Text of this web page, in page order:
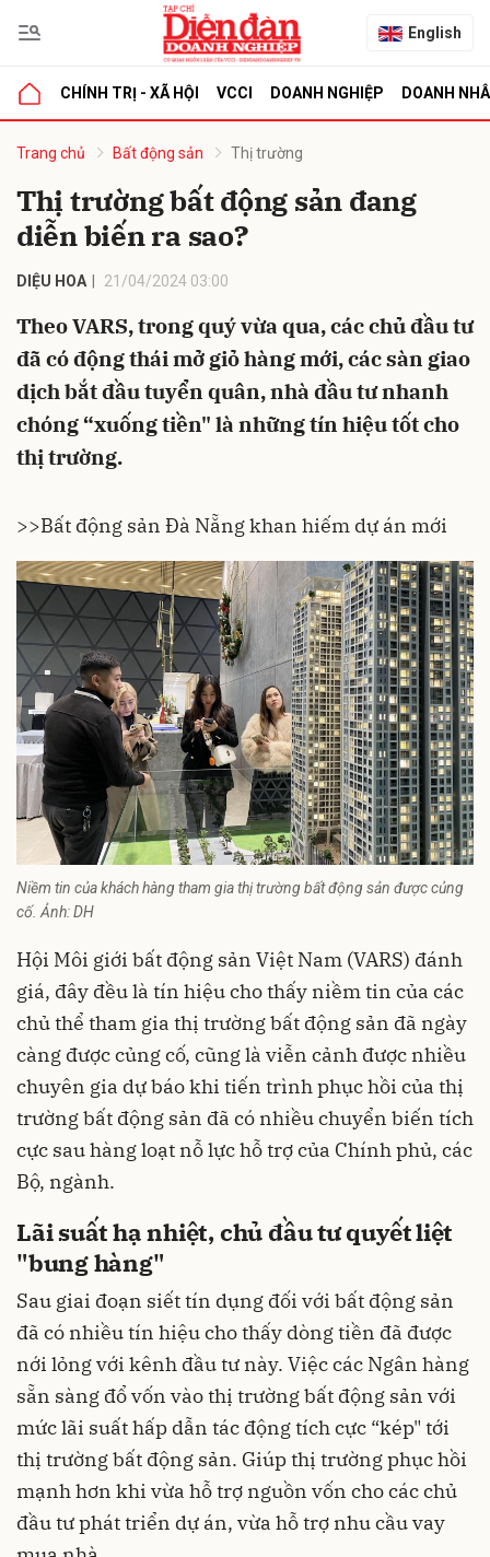
English
CHÍNH TRỊ - XÃ HỘI VCCI DOANH NGHIỆP DOANH
Trang chủ Bất động sản Thị trường
Thị trường bất động sản đang
diễn biến ra sao?
DIỆU HOA 21/04/2024 03:00
Theo VARS, trong quý vừa qua, các chủ đầu tư
đã có động thái mở giỏ hàng mới, các sàn giao
dịch bắt đầu tuyển quân, nhà đầu tư nhanh
chóng “xuống tiền" là những tín hiệu tốt cho
thị trường.
>>Bất động sản Đà Nẵng khan hiếm dự án mới
Niềm tin của khách hàng tham gia thị trường bất động sản được củng
cố. Ảnh: DH
Hội Môi giới bất động sản Việt Nam (VARS) đánh
giá, đây đều là tín hiệu cho thấy niềm tin của các
chủ thể tham gia thị trường bất động sản đã ngày
càng được củng cố, cũng là viễn cảnh được nhiều
chuyên gia dự báo khi tiến trình phục hồi của thị
trường bất động sản đã có nhiều chuyển biến tích
cực sau hàng loạt nỗ lực hỗ trợ của Chính phủ, các
Bộ, ngành.
Lãi suất hạ nhiệt, chủ đầu tư quyết liệt
"bung hàng"
Sau giai đoạn siết tín dụng đối với bất động sản
đã có nhiều tín hiệu cho thấy dòng tiền đã được
nới lỏng với kênh đầu tư này. Việc các Ngân hàng
sẵn sàng đổ vốn vào thị trường bất động sản với
mức lãi suất hấp dẫn tác động tích cực “kép" tới
thị trường bất động sản. Giúp thị trường phục hồi
mạnh hơn khi vừa hỗ trợ nguồn vốn cho các chủ
đầu tư phát triển dự án, vừa hỗ trợ nhu cầu vay
luận
Hủy